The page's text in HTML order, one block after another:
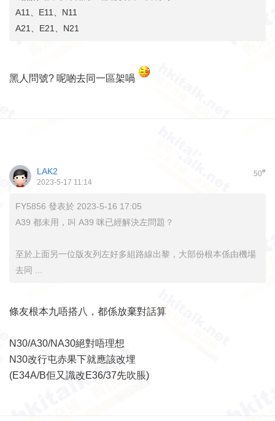
A11、E11、N11
A21、E21、N21
黑人問號? 呢啲去同一區架喎
50#
LAK2
2023-5-17 11:14
FY5856 發表於 2023-5-16 17:05
A39 都未用，叫 A39 咪已經解決左問題？
至於上面另一位版友列左好多組路線出黎，大部份根本係由機場
去同 ...
條友根本九唔搭八，都係放棄對話算
N30/A30/NA30絕對唔理想
N30改行屯赤果下就應該改埋
(E34A/B佢又識改E36/37先吹脹)